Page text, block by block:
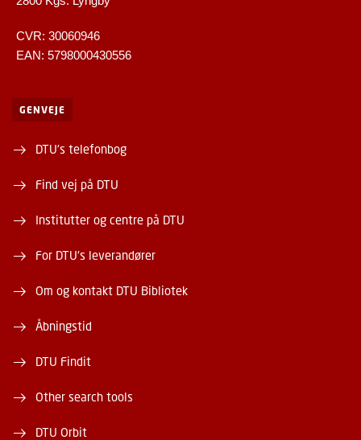
CVR: 30060946
EAN: 5798000430556
GENVEJE
DTU's telefonbog
Find vej på DTU
Institutter og centre på DTU
For DTU's leverandører
Om og kontakt DTU Bibliotek
Åbningstid
DTU Findit
Other search tools
DTU Orbit